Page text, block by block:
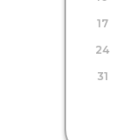
17
24
31